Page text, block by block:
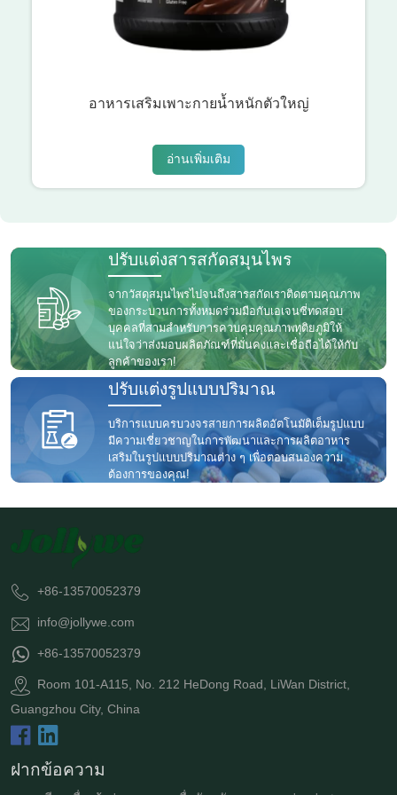
อาหารเสริมเพาะกายน้ำหนักตัวใหญ่
อ่านเพิ่มเติม
ปรับแต่งสารสกัดสมุนไพร
จากวัสดุสมุนไพรไปจนถึงสารสกัดเราติดตามคุณภาพ
ของกระบวนการทั้งหมดร่วมมือกับเอเจนซี่ทดสอบ
บุคคลที่สามสำหรับการควบคุมคุณภาพทุติยภูมิให้
แน่ใจว่าส่งมอบผลิตภัณฑ์ที่มั่นคงและเชื่อถือได้ให้กับ
ลูกค้าของเรา!
ปรับแต่งรูปแบบปริมาณ
บริการแบบครบวงจรสายการผลิตอัตโนมัติเต็มรูปแบบ
มีความเชี่ยวชาญในการพัฒนาและการผลิตอาหาร
เสริมในรูปแบบปริมาณต่าง ๆ เพื่อตอบสนองความ
ต้องการของคุณ!
+86-13570052379
info@jollywe.com
+86-13570052379
Room 101-A115, No. 212 HeDong Road, LiWan District,
Guangzhou City, China
ฝากข้อความ